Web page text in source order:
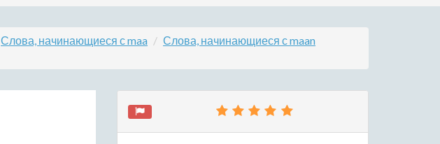
Слова, начинающиеся с maa
Слова, начинающиеся с maan